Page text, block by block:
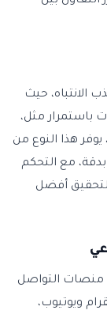
الانتباه، حيث
باستمرار مثل،
يوفر هذا النوع من
مع التحكم
لتحقيق أفضل
منصات التواصل
ويوتيوب،